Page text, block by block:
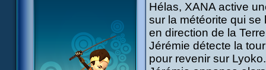
Hélas, XANA active
sur la météorite qui
en direction de la
Jérémie détecte la
pour revenir sur